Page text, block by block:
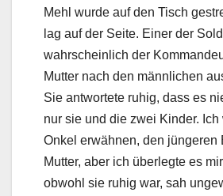
Mehl wurde auf den Tisch
lag auf der Seite. Einer der
wahrscheinlich der
Mutter nach den männlichen
Sie antwortete ruhig, dass es
nur sie und die zwei Kinder.
Onkel erwähnen, den jüngeren
Mutter, aber ich überlegte es
obwohl sie ruhig war, sah